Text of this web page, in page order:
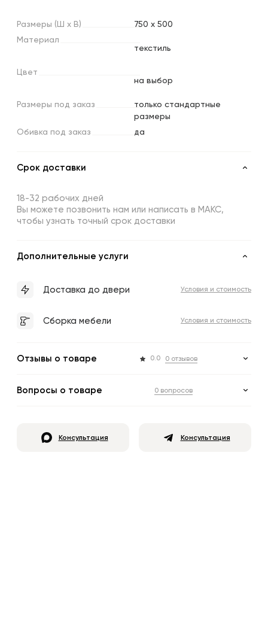
Размеры (Ш х В)
750 x 500
Материал
текстиль
Цвет
на выбор
Размеры под заказ
только стандартные
размеры
Обивка под заказ да
Срок доставки
18-32 рабочих дней
Вы можете позвонить нам или написать в МАКС,
чтобы узнать точный срок доставки
Дополнительные услуги
Доставка до двери Условия и стоимость
Сборка мебели Условия и стоимость
Отзывы о товаре 0.0 0 отзывов
Вопросы о товаре 0 вопросов
Консультация Консультация